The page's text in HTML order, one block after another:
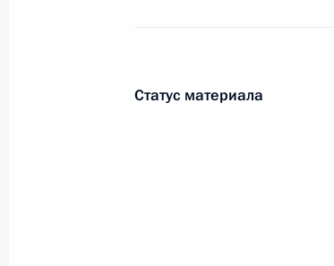
18 апреля 2024 года, 16:00
Статус материала